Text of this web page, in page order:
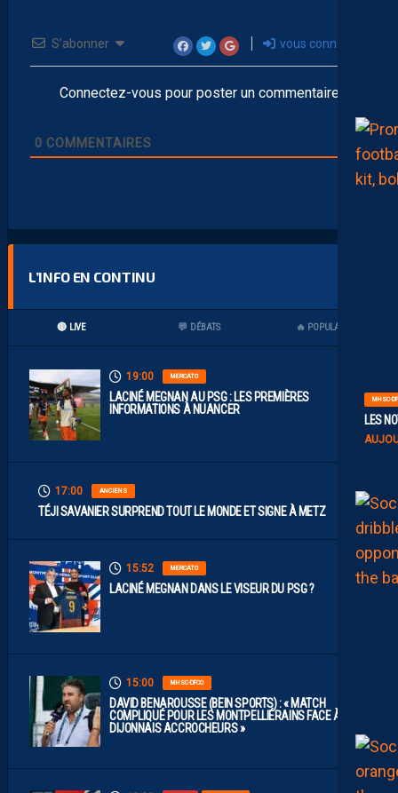
MHSC-
LES
S’abonner vous connecter
Connectez-vous pour poster un commentaire
0 COMMENTAIRES
L’INFO EN CONTINU
🔴 LIVE 💬 DÉBATS 🔥 POPULAIRES
19:00 MERCATO
LACINÉ MEGNAN AU PSG : LES PREMIÈRES
INFORMATIONS À NUANCER
17:00 ANCIENS
TÉJI SAVANIER SURPREND TOUT LE MONDE ET SIGNE À METZ
15:52 MERCATO
LACINÉ MEGNAN DANS LE VISEUR DU PSG ?
15:00 MHSC-DFCO
DAVID BENAROUSSE (BEIN SPORTS) : « MATCH
COMPLIQUÉ POUR LES MONTPELLIÉRAINS FACE À DES
DIJONNAIS ACCROCHEURS »